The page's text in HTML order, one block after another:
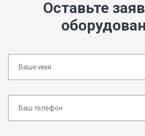
Оставьте